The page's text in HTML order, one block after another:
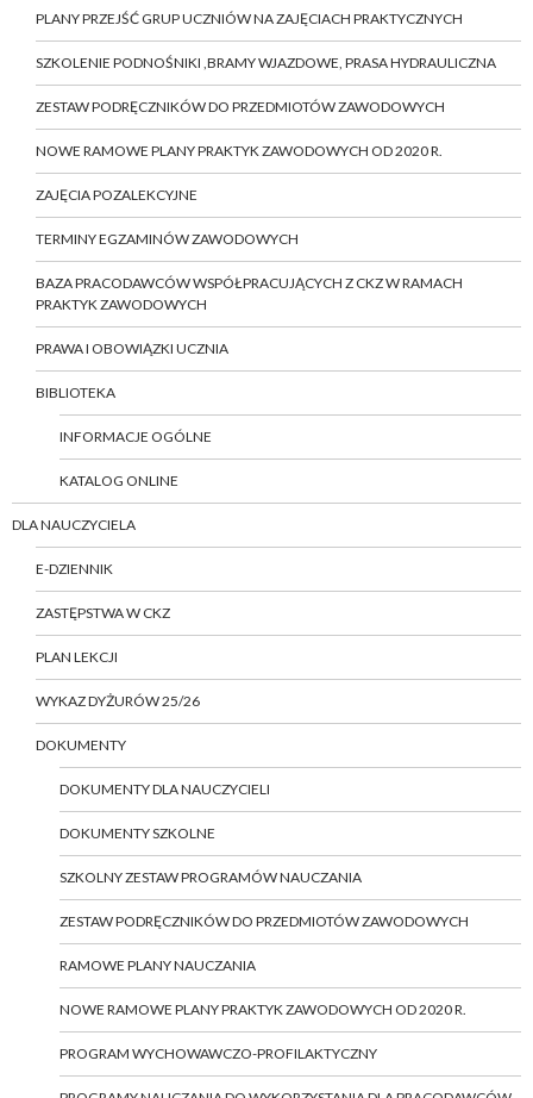
PLANY PRZEJŚĆ GRUP UCZNIÓW NA ZAJĘCIACH PRAKTYCZNYCH
SZKOLENIE PODNOŚNIKI ,BRAMY WJAZDOWE, PRASA HYDRAULICZNA
ZESTAW PODRĘCZNIKÓW DO PRZEDMIOTÓW ZAWODOWYCH
NOWE RAMOWE PLANY PRAKTYK ZAWODOWYCH OD 2020 R.
ZAJĘCIA POZALEKCYJNE
TERMINY EGZAMINÓW ZAWODOWYCH
BAZA PRACODAWCÓW WSPÓŁPRACUJĄCYCH Z CKZ W RAMACH
PRAKTYK ZAWODOWYCH
PRAWA I OBOWIĄZKI UCZNIA
BIBLIOTEKA
INFORMACJE OGÓLNE
KATALOG ONLINE
DLA NAUCZYCIELA
E-DZIENNIK
ZASTĘPSTWA W CKZ
PLAN LEKCJI
WYKAZ DYŻURÓW 25/26
DOKUMENTY
DOKUMENTY DLA NAUCZYCIELI
DOKUMENTY SZKOLNE
SZKOLNY ZESTAW PROGRAMÓW NAUCZANIA
ZESTAW PODRĘCZNIKÓW DO PRZEDMIOTÓW ZAWODOWYCH
RAMOWE PLANY NAUCZANIA
NOWE RAMOWE PLANY PRAKTYK ZAWODOWYCH OD 2020 R.
PROGRAM WYCHOWAWCZO-PROFILAKTYCZNY